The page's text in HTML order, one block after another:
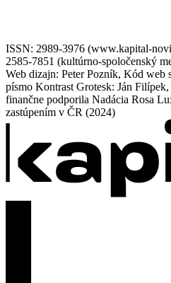
ISSN: 2989-3976 (www.kapital-
2585-7851 (kultúrno-spoločenský
Web dizajn: Peter Pozník, Kód web
písmo Kontrast Grotesk: Ján
finančne podporila Nadácia Rosa
zastúpením v ČR (2024)